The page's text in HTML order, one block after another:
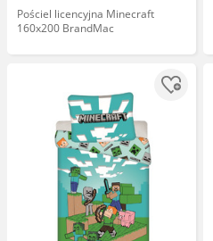
Pościel licencyjna Minecraft
160x200 BrandMac